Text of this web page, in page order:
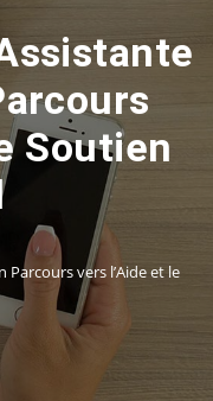
Soutien
Parcours vers l’Aide et le